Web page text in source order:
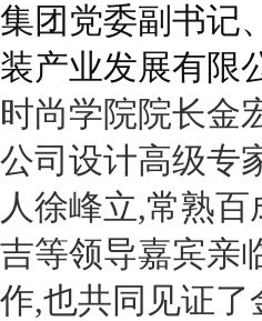
集团党委副书记
装产业发展有限
时尚学院院长金
公司设计高级专
人徐峰立,常熟百
吉等领导嘉宾亲
作,也共同见证